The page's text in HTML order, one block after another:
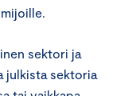
sektori ja
julkista sektoria